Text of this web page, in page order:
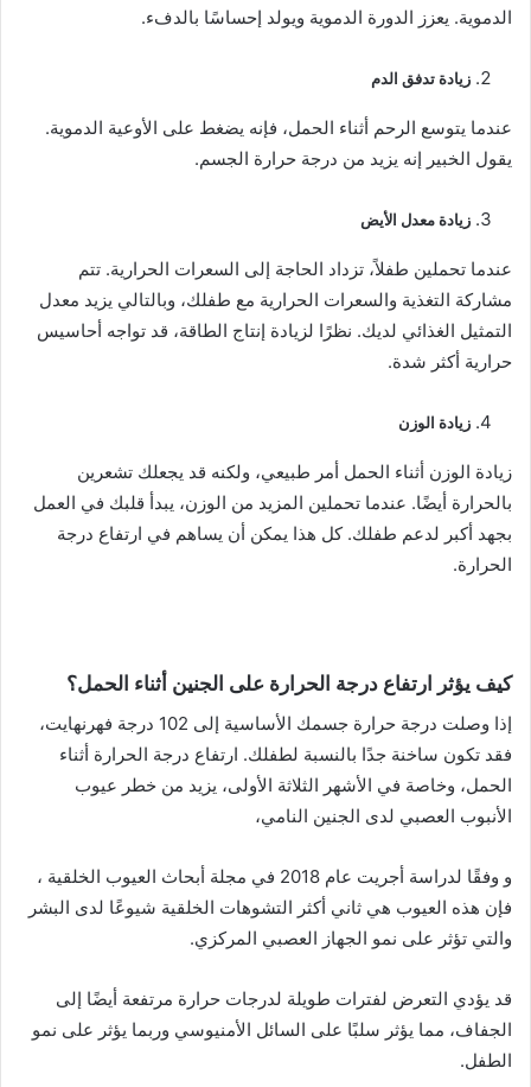
الدموية. يعزز الدورة الدموية ويولد إحساسًا بالدفء.
زيادة تدفق الدم
عندما يتوسع الرحم أثناء الحمل، فإنه يضغط على الأوعية الدموية.
يقول الخبير إنه يزيد من درجة حرارة الجسم.
زيادة معدل الأيض
عندما تحملين طفلاً، تزداد الحاجة إلى السعرات الحرارية. تتم
مشاركة التغذية والسعرات الحرارية مع طفلك، وبالتالي يزيد معدل
التمثيل الغذائي لديك. نظرًا لزيادة إنتاج الطاقة، قد تواجه أحاسيس
حرارية أكثر شدة.
زيادة الوزن
زيادة الوزن أثناء الحمل أمر طبيعي، ولكنه قد يجعلك تشعرين
بالحرارة أيضًا. عندما تحملين المزيد من الوزن، يبدأ قلبك في العمل
بجهد أكبر لدعم طفلك. كل هذا يمكن أن يساهم في ارتفاع درجة
الحرارة.
كيف يؤثر ارتفاع درجة الحرارة على الجنين أثناء الحمل؟
إذا وصلت درجة حرارة جسمك الأساسية إلى 102 درجة فهرنهايت،
فقد تكون ساخنة جدًا بالنسبة لطفلك. ارتفاع درجة الحرارة أثناء
الحمل، وخاصة في الأشهر الثلاثة الأولى، يزيد من خطر عيوب
الأنبوب العصبي لدى الجنين النامي،
و وفقًا لدراسة أجريت عام 2018 في مجلة أبحاث العيوب الخلقية ،
فإن هذه العيوب هي ثاني أكثر التشوهات الخلقية شيوعًا لدى البشر
والتي تؤثر على نمو الجهاز العصبي المركزي.
قد يؤدي التعرض لفترات طويلة لدرجات حرارة مرتفعة أيضًا إلى
الجفاف، مما يؤثر سلبًا على السائل الأمنيوسي وربما يؤثر على نمو
الطفل.